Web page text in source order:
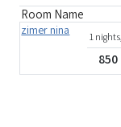
Room Name
zimer nina 1
850